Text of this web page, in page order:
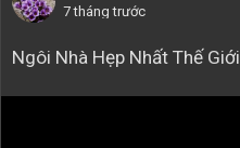
7 tháng trước
Ngôi Nhà Hẹp Nhất Thế Giới